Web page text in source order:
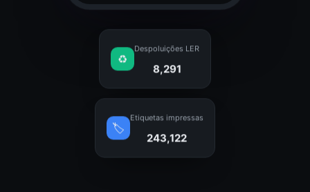
♻️
Despoluições LER
8,291
🏷️
Etiquetas impressas
243,122